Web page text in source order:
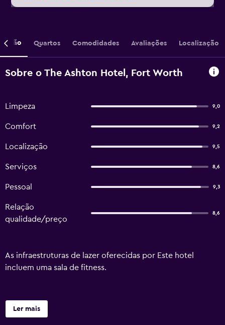
Quartos Comodidades Avaliações Localização
Sobre o The Ashton Hotel, Fort Worth
Limpeza 9,0
Comfort 9,2
Localização 9,5
Serviços 8,6
Pessoal 9,3
Relação
qualidade/preço
8,6
As infraestruturas de lazer oferecidas por Este hotel
incluem uma sala de fitness.
Ler mais